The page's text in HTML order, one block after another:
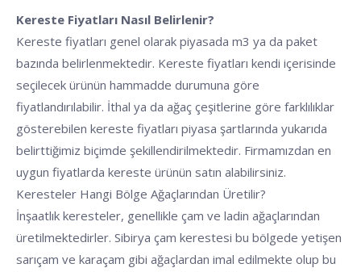
Kereste Fiyatları Nasıl Belirlenir?
Kereste fiyatları genel olarak piyasada m3 ya da paket
bazında belirlenmektedir. Kereste fiyatları kendi içerisinde
seçilecek ürünün hammadde durumuna göre
fiyatlandırılabilir. İthal ya da ağaç çeşitlerine göre farklılıklar
gösterebilen kereste fiyatları piyasa şartlarında yukarıda
belirttiğimiz biçimde şekillendirilmektedir. Firmamızdan en
uygun fiyatlarda kereste ürünün satın alabilirsiniz.
Keresteler Hangi Bölge Ağaçlarından Üretilir?
İnşaatlık keresteler, genellikle çam ve ladin ağaçlarından
üretilmektedirler. Sibirya çam kerestesi bu bölgede yetişen
sarıçam ve karaçam gibi ağaçlardan imal edilmekte olup bu